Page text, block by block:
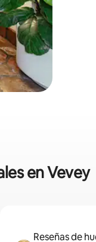
en Vevey
Reseñas de